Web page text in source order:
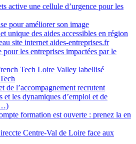
active une cellule d’urgence pour les
pour améliorer son image
unique des aides accessibles en région
site internet aides-entreprises.fr
les entreprises impactées par le
Tech Loire Valley labellisé
de l’accompagnement recrutent
et les dynamiques d’emploi et de
formation est ouverte : prenez la en
Centre-Val de Loire face aux